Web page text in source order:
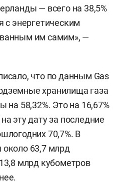
— всего на 38,5%
с энергетическим
им самим», —
что по данным Gas
хранилища газа
на 58,32%. Это на 16,67%
эту дату за последние
70,7%. В
около 63,7 млрд
млрд кубометров